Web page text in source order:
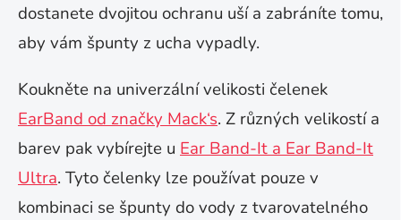
dostanete dvojitou ochranu uší a zabráníte tomu,
aby vám špunty z ucha vypadly.
Koukněte na univerzální velikosti čelenek
EarBand od značky Mack‘s. Z různých velikostí a
barev pak vybírejte u Ear Band-It a Ear Band-It
Ultra. Tyto čelenky lze používat pouze v
kombinaci se špunty do vody z tvarovatelného